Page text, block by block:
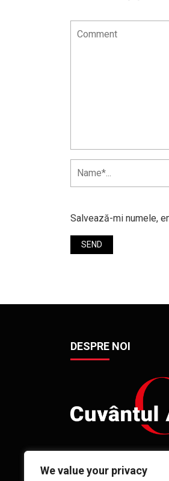
We value your privacy
Salvează-mi numele,
DESPRE NOI
acesta 94 de ani de la